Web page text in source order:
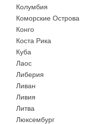
Колумбия
Коморские Острова
Конго
Коста Рика
Куба
Лаос
Либерия
Ливан
Ливия
Литва
Люксембург